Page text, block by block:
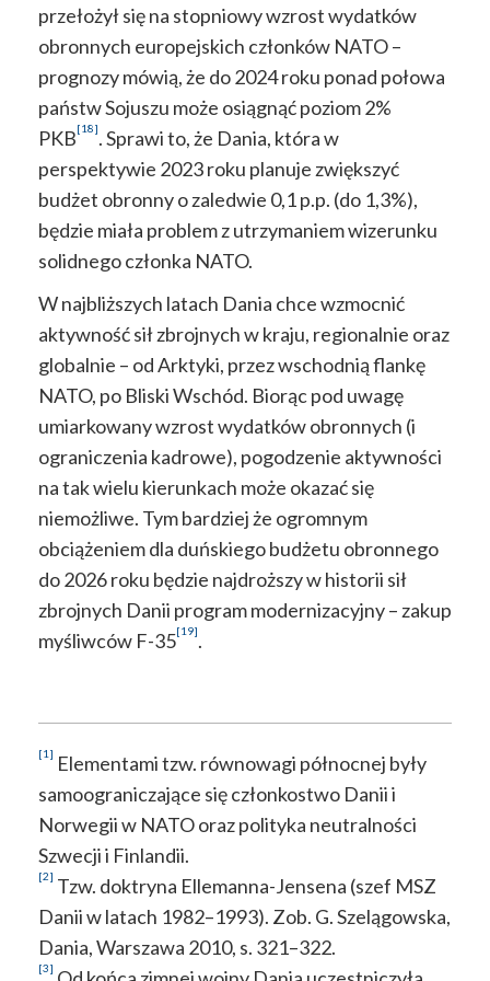
przełożył się na stopniowy wzrost wydatków
obronnych europejskich członków NATO –
prognozy mówią, że do 2024 roku ponad połowa
państw Sojuszu może osiągnąć poziom 2%
PKB[18]. Sprawi to, że Dania, która w
perspektywie 2023 roku planuje zwiększyć
budżet obronny o zaledwie 0,1 p.p. (do 1,3%),
będzie miała problem z utrzymaniem wizerunku
solidnego członka NATO.
W najbliższych latach Dania chce wzmocnić
aktywność sił zbrojnych w kraju, regionalnie oraz
globalnie – od Arktyki, przez wschodnią flankę
NATO, po Bliski Wschód. Biorąc pod uwagę
umiarkowany wzrost wydatków obronnych (i
ograniczenia kadrowe), pogodzenie aktywności
na tak wielu kierunkach może okazać się
niemożliwe. Tym bardziej że ogromnym
obciążeniem dla duńskiego budżetu obronnego
do 2026 roku będzie najdroższy w historii sił
zbrojnych Danii program modernizacyjny – zakup
myśliwców F-35[19].
[1] Elementami tzw. równowagi północnej były
samoograniczające się członkostwo Danii i
Norwegii w NATO oraz polityka neutralności
Szwecji i Finlandii.
[2] Tzw. doktryna Ellemanna-Jensena (szef MSZ
Danii w latach 1982–1993). Zob. G. Szelągowska,
Dania, Warszawa 2010, s. 321–322.
[3]